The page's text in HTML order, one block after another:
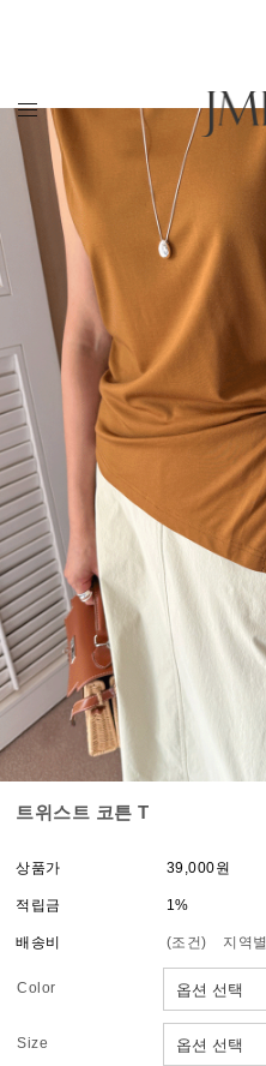
트위스트 코튼 T
상품가 39,000원
적립금 1%
배송비 (조건) 지역별
Color
Size